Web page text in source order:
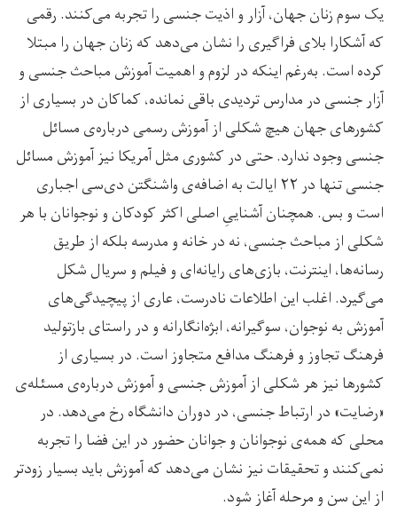
یک سوم زنان جهان، آزار و اذیت جنسی را تجربه می‌کنند. رقمی
که آشکارا بلای فراگیری را نشان می‌دهد که زنان جهان را مبتلا
کرده است. به‌رغم اینکه در لزوم و اهمیت آموزش مباحث جنسی و
آزار جنسی در مدارس تردیدی باقی نمانده، کماکان در بسیاری از
کشورهای جهان هیچ شکلی از آموزش رسمی درباره‌ی مسائل
جنسی وجود ندارد. حتی در کشوری مثل آمریکا نیز آموزش مسائل
جنسی تنها در ۲۲ ایالت به اضافه‌ی واشنگتن دی‌سی اجباری
است و بس. همچنان آشناییِ اصلی اکثر کودکان و نوجوانان با هر
شکلی از مباحث جنسی، نه در خانه و مدرسه بلکه از طریق
رسانه‌ها، اینترنت، بازی‌های رایانه‌ای و فیلم و سریال شکل
می‌گیرد. اغلب این اطلاعات نادرست، عاری از پیچیدگی‌های
آموزش به نوجوان، سوگیرانه، ابژه‌انگارانه و در راستای بازتولید
فرهنگ تجاوز و فرهنگ مدافع متجاوز است. در بسیاری از
کشورها نیز هر شکلی از آموزش جنسی و آموزش درباره‌ی مسئله‌ی
«رضایت» در ارتباط جنسی، در دوران دانشگاه رخ می‌دهد. در
محلی که همه‌ی نوجوانان و جوانان حضور در این فضا را تجربه
نمی‌کنند و تحقیقات نیز نشان می‌دهد که آموزش باید بسیار زودتر
از این سن و مرحله آغاز شود.